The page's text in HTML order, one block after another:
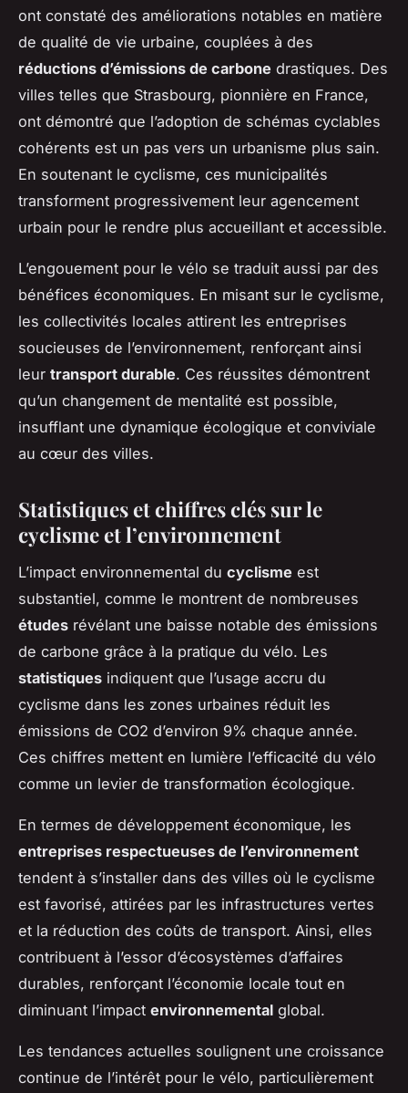
ont constaté des améliorations notables en matière
de qualité de vie urbaine, couplées à des
réductions d’émissions de carbone drastiques. Des
villes telles que Strasbourg, pionnière en France,
ont démontré que l’adoption de schémas cyclables
cohérents est un pas vers un urbanisme plus sain.
En soutenant le cyclisme, ces municipalités
transforment progressivement leur agencement
urbain pour le rendre plus accueillant et accessible.
L’engouement pour le vélo se traduit aussi par des
bénéfices économiques. En misant sur le cyclisme,
les collectivités locales attirent les entreprises
soucieuses de l’environnement, renforçant ainsi
leur transport durable. Ces réussites démontrent
qu’un changement de mentalité est possible,
insufflant une dynamique écologique et conviviale
au cœur des villes.
Statistiques et chiffres clés sur le
cyclisme et l’environnement
L’impact environnemental du cyclisme est
substantiel, comme le montrent de nombreuses
études révélant une baisse notable des émissions
de carbone grâce à la pratique du vélo. Les
statistiques indiquent que l’usage accru du
cyclisme dans les zones urbaines réduit les
émissions de CO2 d’environ 9% chaque année.
Ces chiffres mettent en lumière l’efficacité du vélo
comme un levier de transformation écologique.
En termes de développement économique, les
entreprises respectueuses de l’environnement
tendent à s’installer dans des villes où le cyclisme
est favorisé, attirées par les infrastructures vertes
et la réduction des coûts de transport. Ainsi, elles
contribuent à l’essor d’écosystèmes d’affaires
durables, renforçant l’économie locale tout en
diminuant l’impact environnemental global.
Les tendances actuelles soulignent une croissance
continue de l’intérêt pour le vélo, particulièrement